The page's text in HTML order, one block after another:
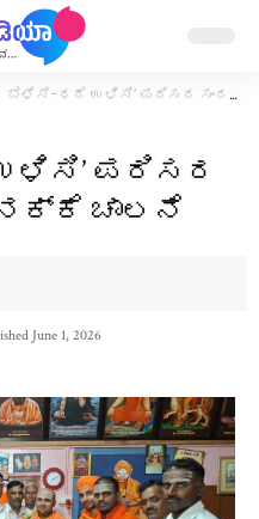
ಉಳಿಸಿ’ ಪರಿಸರ ಸಂರಕ್ಷಣೆ ಅಭಿಯಾನಕ್ಕೆ ಚಾಲನೆ
ಪರಿಸರ
ಚಾಲನೆ
June 1, 2026